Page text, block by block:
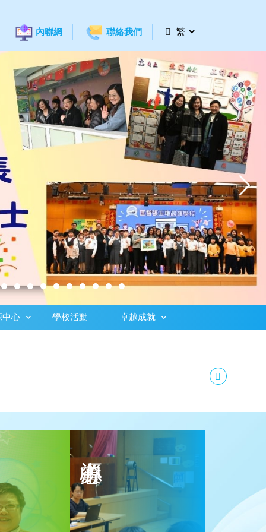
內聯網 聯絡我們
中心 學校活動 卓越成就
最新消息
資源中心
小幼苗計劃
優質教育基金主題網絡計劃